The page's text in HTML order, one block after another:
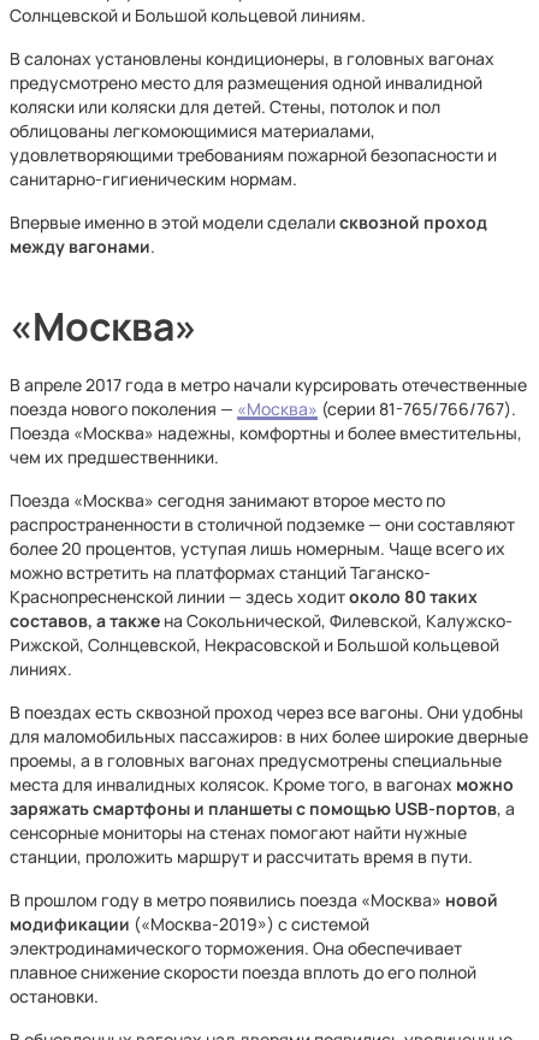
Солнцевской и Большой кольцевой линиям.
В салонах установлены кондиционеры, в головных вагонах
предусмотрено место для размещения одной инвалидной
коляски или коляски для детей. Стены, потолок и пол
облицованы легкомоющимися материалами,
удовлетворяющими требованиям пожарной безопасности и
санитарно-гигиеническим нормам.
Впервые именно в этой модели сделалисквозной проход
между вагонами.
«Москва»
В апреле 2017 года в метро начали курсировать отечественные
поезда нового поколения — «Москва» (серии 81-765/766/767).
Поезда «Москва» надежны, комфортны и более вместительны,
чем их предшественники.
Поезда «Москва» сегодня занимают второе место по
распространенности в столичной подземке — они составляют
более 20 процентов, уступая лишь номерным. Чаще всего их
можно встретить на платформах станций Таганско-
Краснопресненской линии — здесь ходитоколо 80 таких
составов, а также на Сокольнической, Филевской, Калужско-
Рижской, Солнцевской, Некрасовской и Большой кольцевой
линиях.
В поездах есть сквозной проход через все вагоны. Они удобны
для маломобильных пассажиров: в них более широкие дверные
проемы, а в головных вагонах предусмотрены специальные
места для инвалидных колясок. Кроме того, в вагонах можно
заряжать смартфоны и планшеты с помощью USB-портов, а
сенсорные мониторы на стенах помогают найти нужные
станции, проложить маршрут и рассчитать время в пути.
В прошлом году в метро появились поезда «Москва» новой
модификации («Москва-2019») с системой
электродинамического торможения. Она обеспечивает
плавное снижение скорости поезда вплоть до его полной
остановки.